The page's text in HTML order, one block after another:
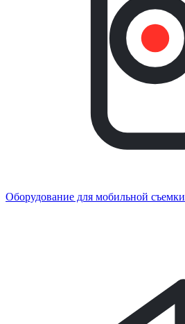
Оборудование для мобильной съемки